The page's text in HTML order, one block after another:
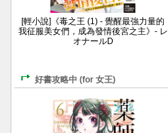
[輕小說]《毒之王 (1) - 覺醒最強力量的
我征服美女們，成為發情後宮之主》- レ
オナールD
好書攻略中 (for 女王)